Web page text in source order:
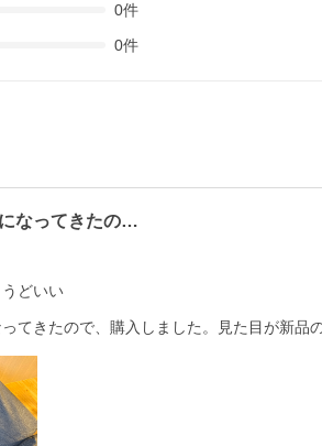
0件
0件
なってきたの…
どいい
てきたので、購入しました。見た目が新品